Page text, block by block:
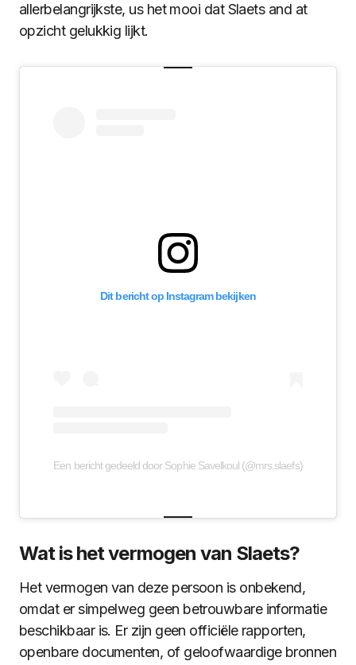
allerbelangrijkste, us het mooi dat Slaets and at
opzicht gelukkig lijkt.
Dit bericht op Instagram bekijken
Een bericht gedeeld door Sophie Savelkoul (@mrs.slaefs)
Wat is het vermogen van Slaets?
Het vermogen van deze persoon is onbekend,
omdat er simpelweg geen betrouwbare informatie
beschikbaar is. Er zijn geen officiële rapporten,
openbare documenten, of geloofwaardige bronnen